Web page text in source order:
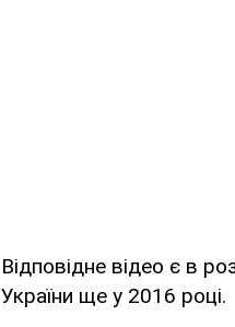
Відповідне відео є в
України ще у 2016 році.